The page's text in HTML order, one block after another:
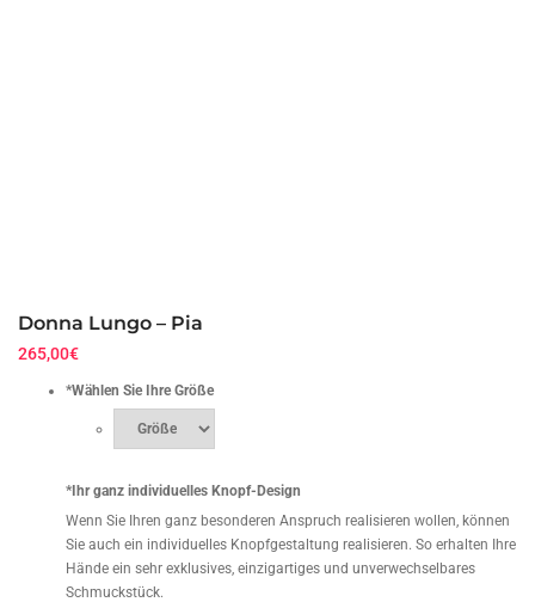
Donna Lungo – Pia
265,00€
*Wählen Sie Ihre Größe
*Ihr ganz individuelles Knopf-Design
Wenn Sie Ihren ganz besonderen Anspruch realisieren wollen, können
Sie auch ein individuelles Knopfgestaltung realisieren. So erhalten Ihre
Hände ein sehr exklusives, einzigartiges und unverwechselbares
Schmuckstück.